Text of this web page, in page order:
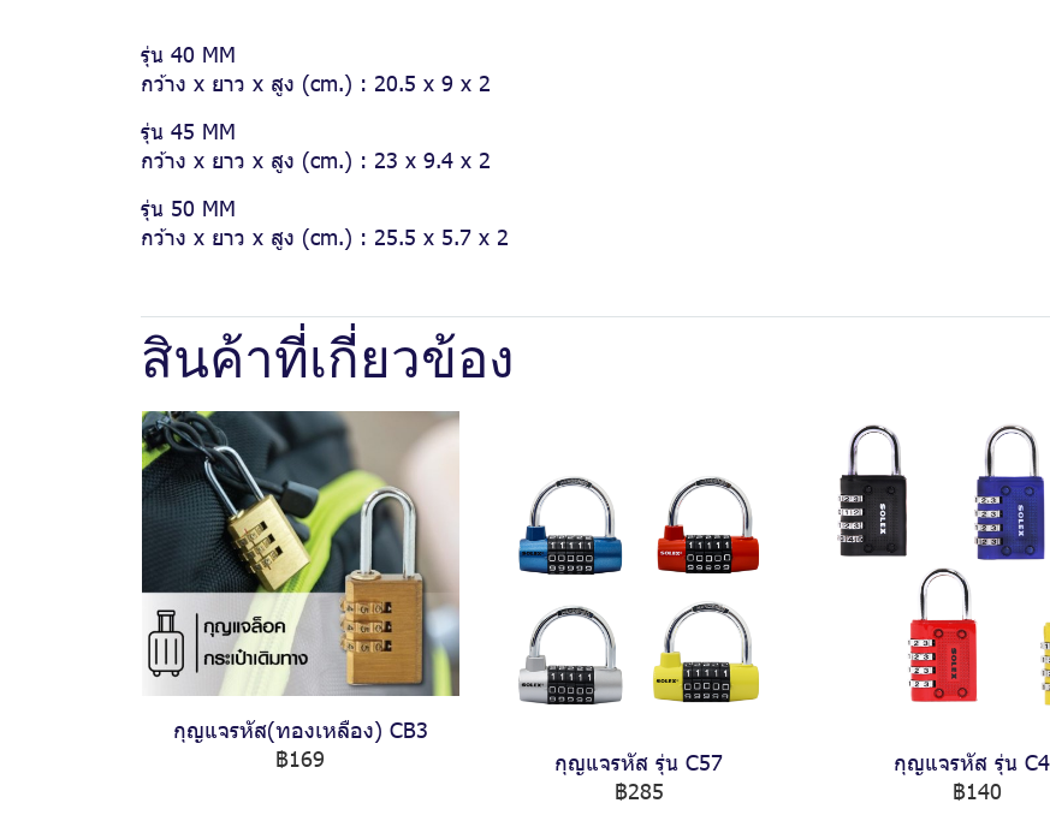
รุ่น 40 MM
กว้าง x ยาว x สูง (cm.) : 20.5 x 9 x 2
รุ่น 45 MM
กว้าง x ยาว x สูง (cm.) : 23 x 9.4 x 2
รุ่น 50 MM
กว้าง x ยาว x สูง (cm.) : 25.5 x 5.7 x 2
สินค้าที่เกี่ยวข้อง
กุญแจรหัส(ทองเหลือง) CB3
฿169
กุญแจรหัส รุ่น C57
฿285
กุญแจรหัส รุ่น
฿140